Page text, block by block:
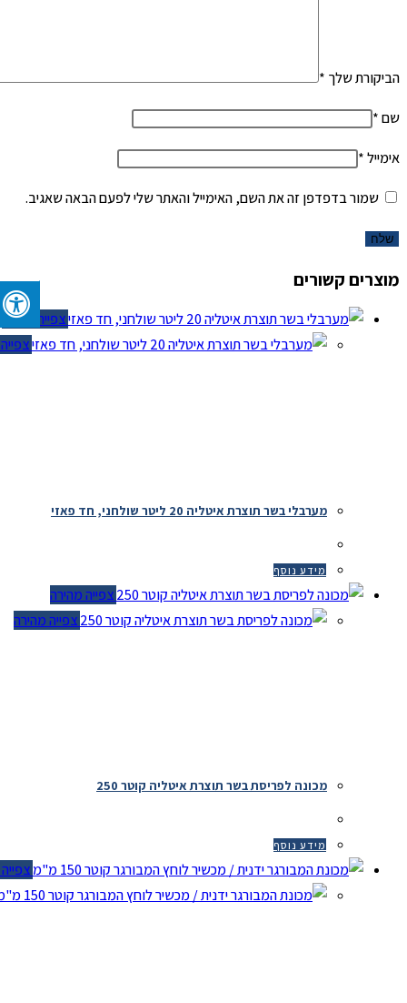
הביקורת שלך*
שם*
אימייל*
שמור בדפדפן זה את השם, האימייל והאתר שלי לפעם הבאה שאגיב.
מוצרים קשורים
צפייה מהירה
צפייה
מערבלי בשר תוצרת איטליה 20 ליטר שולחני, חד פאזי
מידע נוסף
צפייה מהירה
צפייה מהירה
מכונה לפריסת בשר תוצרת איטליה קוטר 250
מידע נוסף
צפייה